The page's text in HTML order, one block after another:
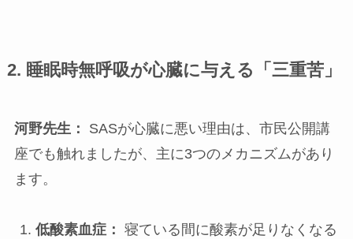
2. 睡眠時無呼吸が心臓に与える「三重苦」
河野先生：
SASが心臓に悪い理由は、市民公開講
座でも触れましたが、主に3つのメカニズムがあり
ます。
低酸素血症： 寝ている間に酸素が足りなくなる